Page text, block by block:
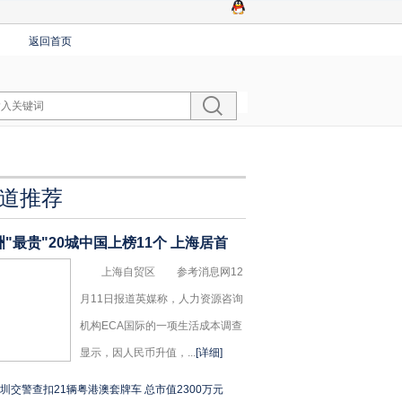
返回首页
推荐
"最贵"20城中国上榜11个 上海居首
上海自贸区 参考消息网12
月11日报道英媒称，人力资源咨询
机构ECA国际的一项生活成本调查
显示，因人民币升值，...[详细]
交警查扣21辆粤港澳套牌车 总市值2300万元